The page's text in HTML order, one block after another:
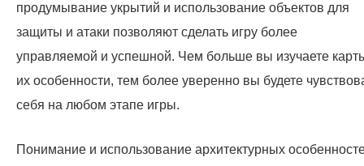
продумывание укрытий и использование объектов для
защиты и атаки позволяют сделать игру более
управляемой и успешной. Чем больше вы изучаете
их особенности, тем более уверенно вы будете
себя на любом этапе игры.
Понимание и использование архитектурных